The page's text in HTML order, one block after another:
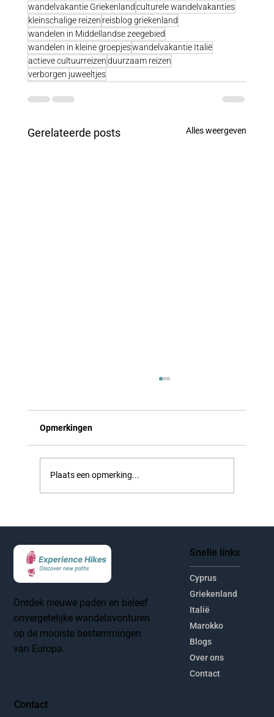
wandelvakantie Griekenlandculturele wandelvakanties
kleinschalige reizen reisblog griekenland
wandelen in Middellandse zeegebied
wandelen in kleine groepjeswandelvakantie Italië
actieve cultuurreizenduurzaam reizen
verborgen juweeltjes
Gerelateerde posts Alles weergeven
Opmerkingen
Plaats een opmerking...
Ontdek nieuwe paden en beleef
onvergetelijke wandelavonturen
op de mooiste bestemmingen
van Europa.
Snelle links
Cyprus
Griekenland
Italië
Marokko
Blogs
Over ons
Contact
Contact